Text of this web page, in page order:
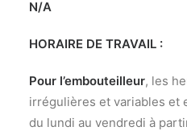
N/A
HORAIRE DE TRAVAIL :
Pour l’embouteilleur, les
irrégulières et variables et
du lundi au vendredi à